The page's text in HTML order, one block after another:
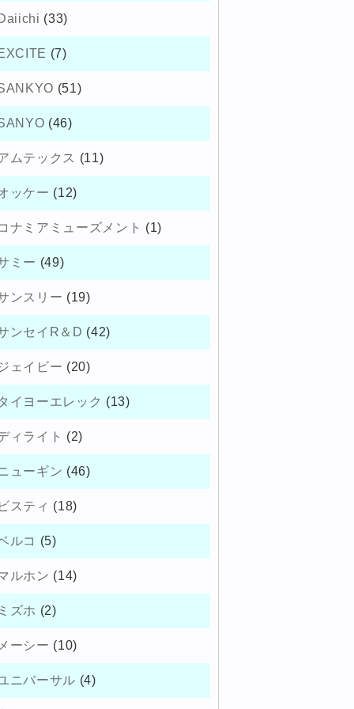
(33)
(7)
(51)
(46)
ムテックス (11)
ッケー (12)
ナミアミューズメント (1)
ミー (49)
ンスリー (19)
ンセイR＆D (42)
ェイビー (20)
イヨーエレック (13)
ィライト (2)
ューギン (46)
スティ (18)
ルコ (5)
ルホン (14)
ズホ (2)
ーシー (10)
ニバーサル (4)